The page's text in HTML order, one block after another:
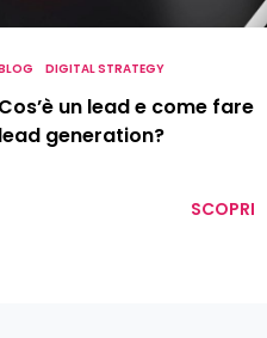
DIGITAL STRATEGY
Cos’è un lead e come fare
lead generation?
SCOPRI